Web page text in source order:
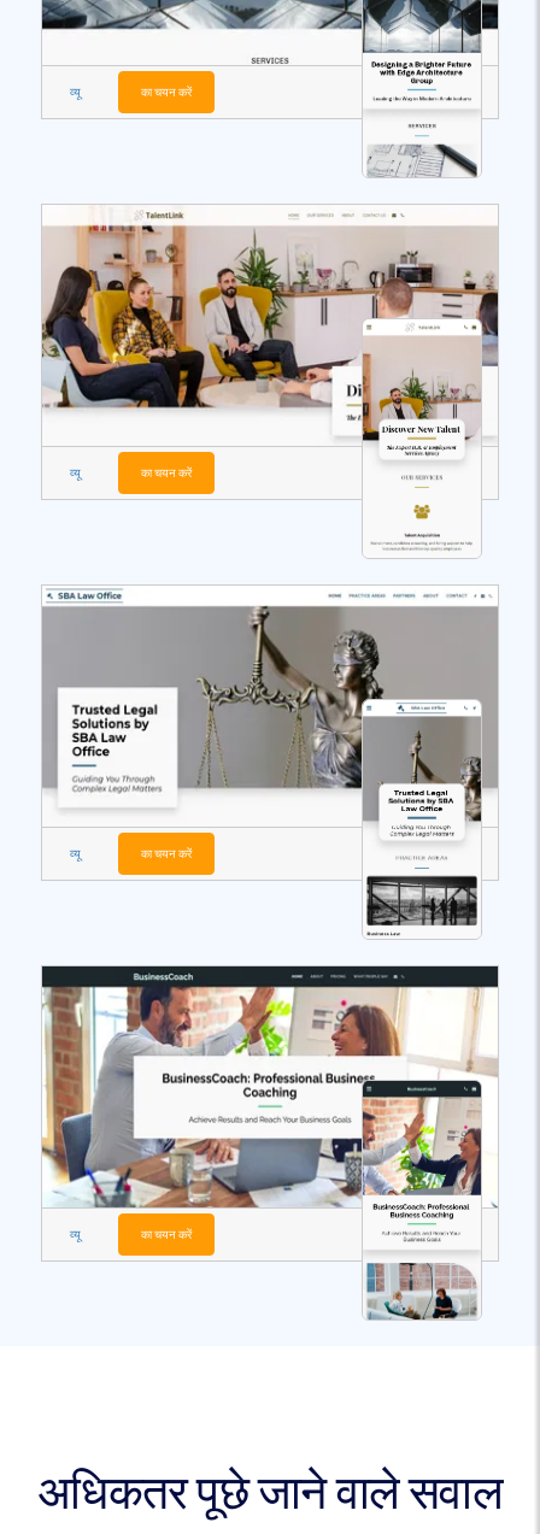
व्यू का चयन करें
व्यू का चयन करें
व्यू का चयन करें
व्यू का चयन करें
अधिकतर पूछे जाने वाले सवाल